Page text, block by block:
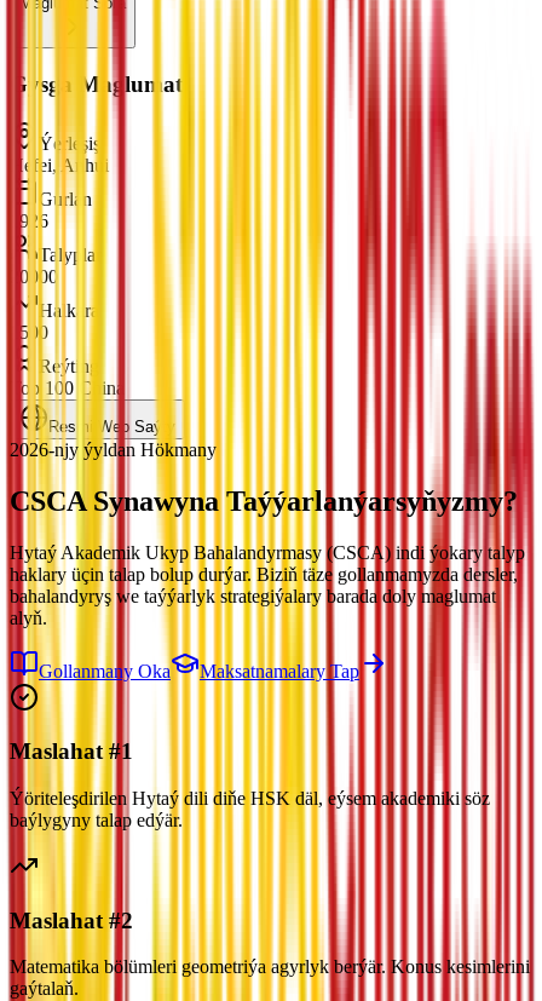
Gysga Maglumat
Ýerleşiş
Hefei, Anhui
Gurlan
1926
Talyplar
20000
Halkara
1500
Reýting
Top 100 China
Resmi Web Saýty
2026-njy ýyldan Hökmany
CSCA Synawyna Taýýarlanýarsyňyzmy?
Hytaý Akademik Ukyp Bahalandyrmasy (CSCA) indi ýokary talyp
haklary üçin talap bolup durýar. Biziň täze gollanmamyzda dersler,
bahalandyryş we taýýarlyk strategiýalary barada doly maglumat
alyň.
Gollanmany Oka Maksatnamalary Tap
Maslahat #1
Ýöriteleşdirilen Hytaý dili diňe HSK däl, eýsem akademiki söz
baýlygyny talap edýär.
Maslahat #2
Matematika bölümleri geometriýa agyrlyk berýär. Konus kesimlerini
gaýtalaň.